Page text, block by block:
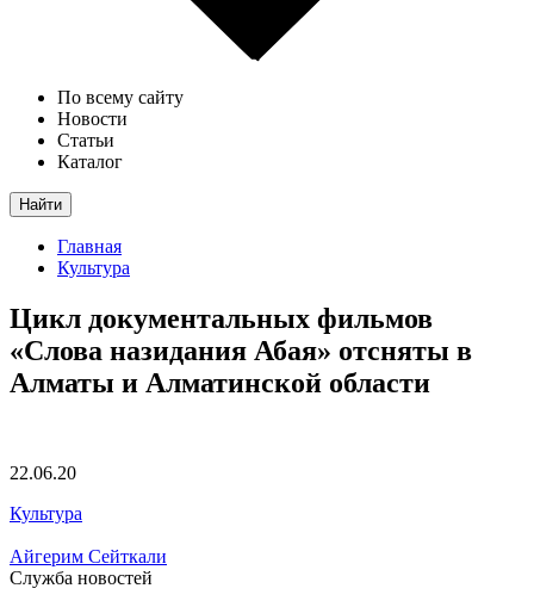
По всему сайту
Новости
Статьи
Каталог
Найти
Главная
Культура
Цикл документальных фильмов
«Слова назидания Абая» отсняты в
Алматы и Алматинской области
22.06.20
Культура
Айгерим Сейткали
Служба новостей